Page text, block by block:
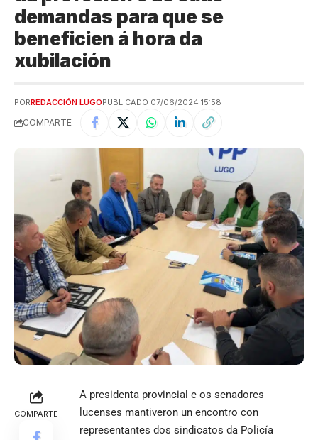
demandas para que se
beneficien á hora da
xubilación
PORREDACCIÓN LUGOPUBLICADO 07/06/2024 15:58
COMPARTE
COMPARTE
A presidenta provincial e os senadores
lucenses mantiveron un encontro con
representantes dos sindicatos da Policía